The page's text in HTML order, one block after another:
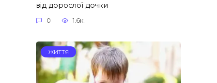
від дорослої дочки
0 1.6к.
ЖИТТЯ